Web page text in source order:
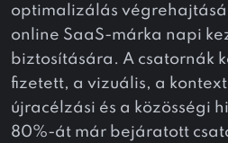
optimalizálás
online SaaS-márka napi
biztosítására. A csatornák
fizetett, a vizuális, a
újracélzási és a közösségi
80%-át már bejáratott